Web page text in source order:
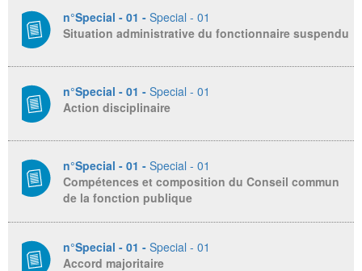
n°Special - 01 - Special - 01
Situation administrative du fonctionnaire suspendu
n°Special - 01 - Special - 01
Action disciplinaire
n°Special - 01 - Special - 01
Compétences et composition du Conseil commun
de la fonction publique
n°Special - 01 - Special - 01
Accord majoritaire